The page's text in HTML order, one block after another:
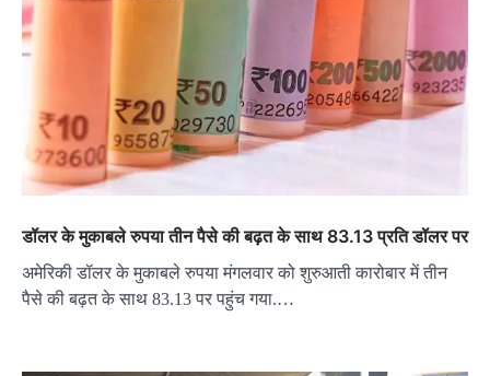
डॉलर के मुकाबले रुपया तीन पैसे की बढ़त के साथ 83.13 प्रति डॉलर पर
अमेरिकी डॉलर के मुकाबले रुपया मंगलवार को शुरुआती कारोबार में तीन
पैसे की बढ़त के साथ 83.13 पर पहुंच गया.…